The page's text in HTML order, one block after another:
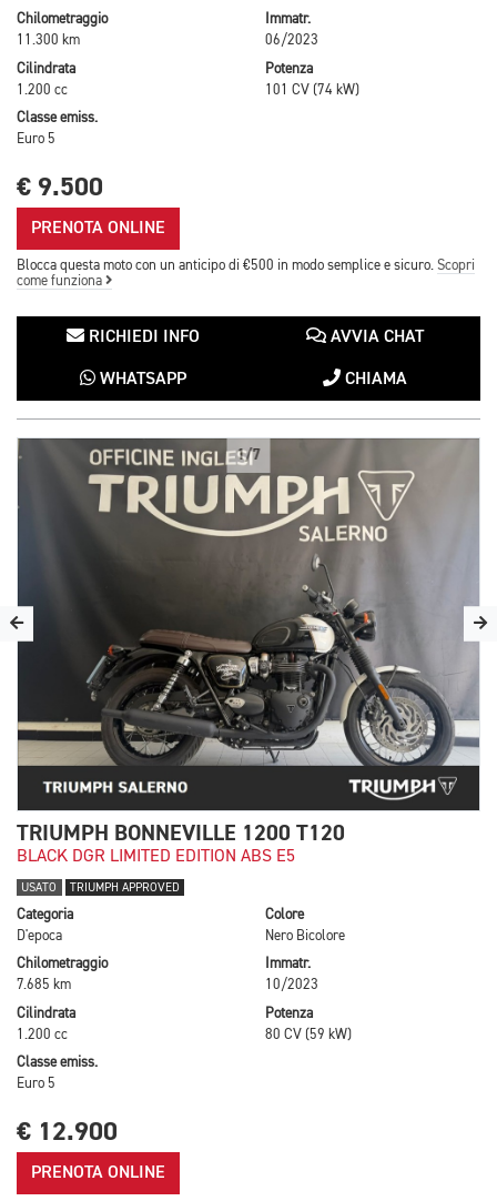
Chilometraggio
11.300 km
Immatr.
06/2023
Cilindrata
1.200 cc
Potenza
101 CV (74 kW)
Classe emiss.
Euro 5
€ 9.500
PRENOTA ONLINE
Blocca questa moto con un anticipo di €500 in modo semplice e sicuro. Scopri
come funziona
RICHIEDI INFO AVVIA CHAT
WHATSAPP CHIAMA
1/7
TRIUMPH BONNEVILLE 1200 T120
BLACK DGR LIMITED EDITION ABS E5
USATO TRIUMPH APPROVED
Categoria
D'epoca
Colore
Nero Bicolore
Chilometraggio
7.685 km
Immatr.
10/2023
Cilindrata
1.200 cc
Potenza
80 CV (59 kW)
Classe emiss.
Euro 5
€ 12.900
PRENOTA ONLINE